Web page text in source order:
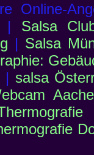
Online-
Salsa
| Salsa
| salsa